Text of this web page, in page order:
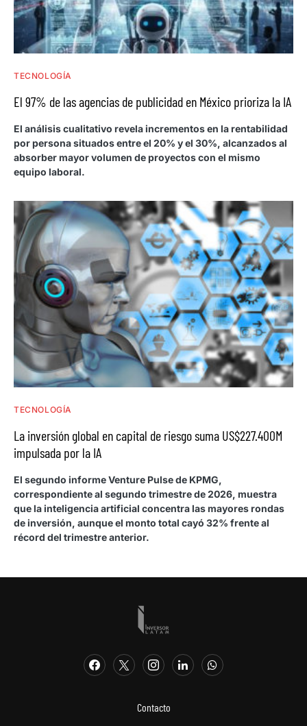
TECNOLOGÍA
El 97% de las agencias de publicidad en México prioriza la IA
El análisis cualitativo revela incrementos en la rentabilidad
por persona situados entre el 20% y el 30%, alcanzados al
absorber mayor volumen de proyectos con el mismo
equipo laboral.
TECNOLOGÍA
La inversión global en capital de riesgo suma US$227.400M
impulsada por la IA
El segundo informe Venture Pulse de KPMG,
correspondiente al segundo trimestre de 2026, muestra
que la inteligencia artificial concentra las mayores rondas
de inversión, aunque el monto total cayó 32% frente al
récord del trimestre anterior.
Contacto